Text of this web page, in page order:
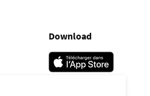
Download